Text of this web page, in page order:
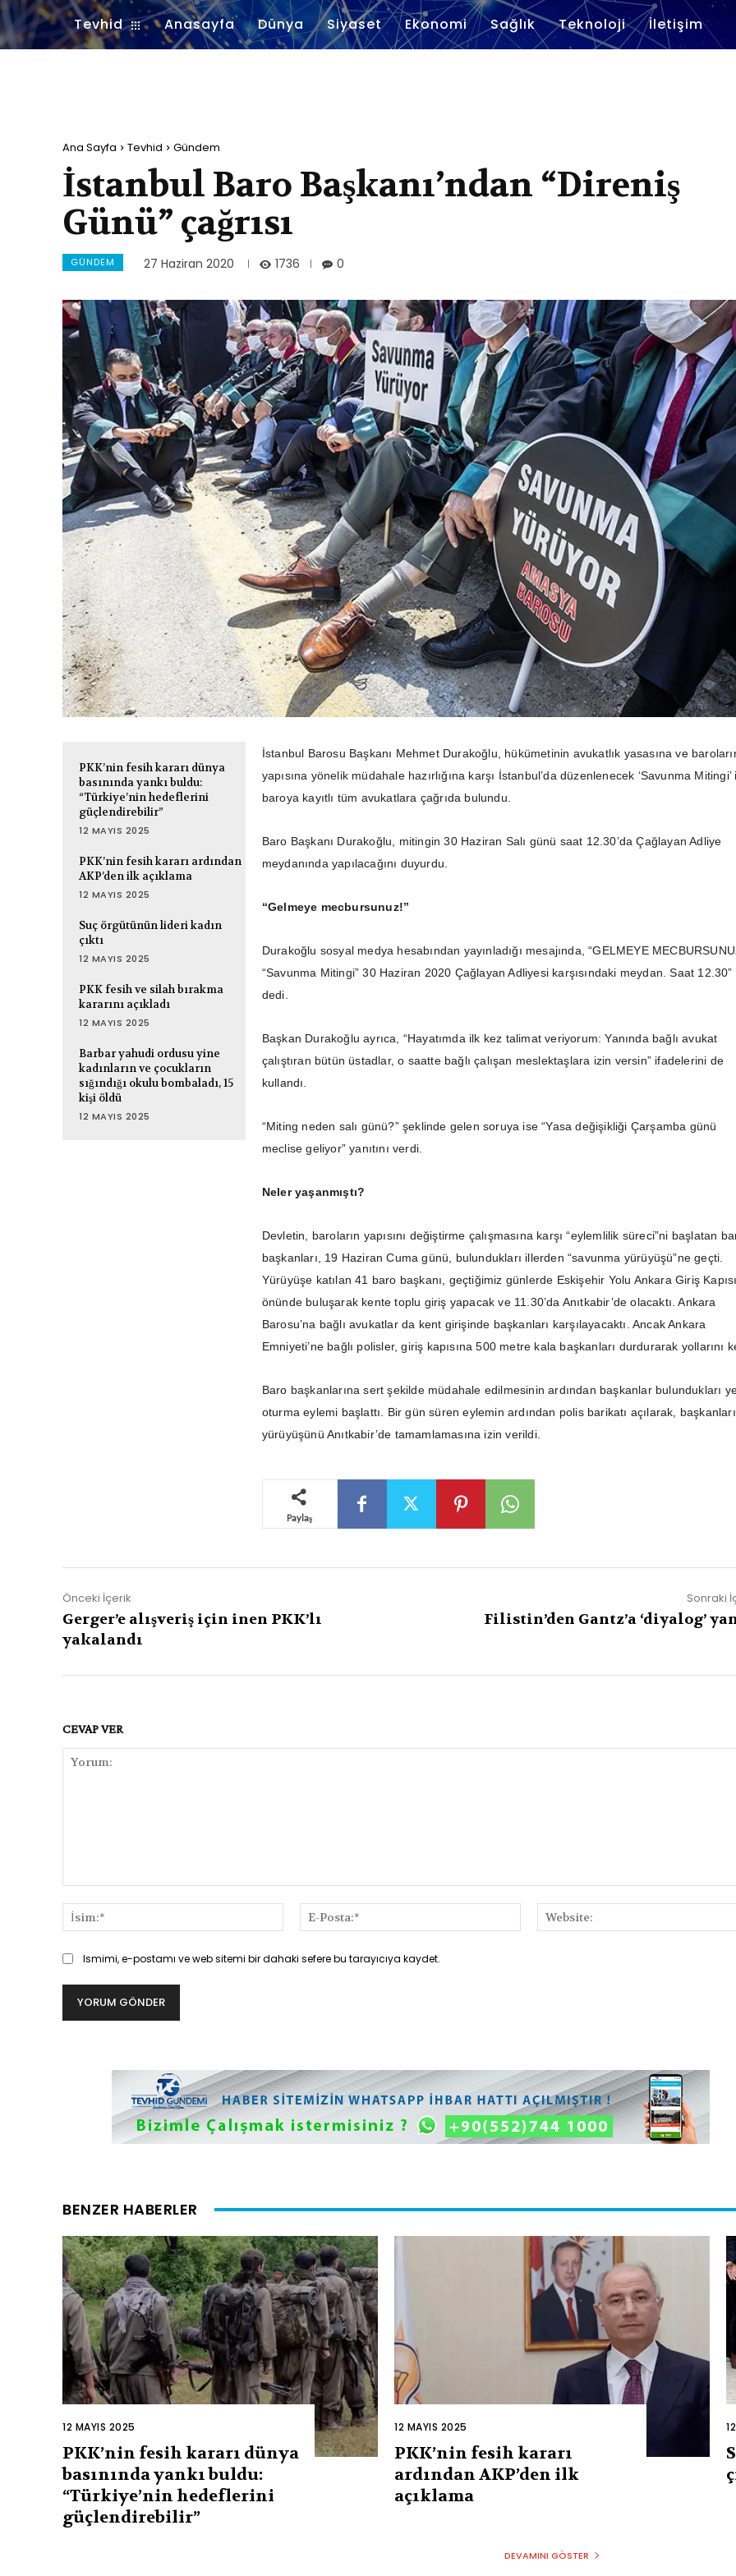
Tevhid Anasayfa Dünya Siyaset Ekonomi Sağlık Teknoloji İletişim
Ana Sayfa Tevhid Gündem
İstanbul Baro Başkanı’ndan “Direniş
Günü” çağrısı
GÜNDEM 27 Haziran 2020 1736 0
PKK’nin fesih kararı dünya
basınında yankı buldu:
“Türkiye’nin hedeflerini
güçlendirebilir”
12 MAYIS 2025
PKK’nin fesih kararı ardından
AKP’den ilk açıklama
12 MAYIS 2025
Suç örgütünün lideri kadın
çıktı
12 MAYIS 2025
PKK fesih ve silah bırakma
kararını açıkladı
12 MAYIS 2025
Barbar yahudi ordusu yine
kadınların ve çocukların
sığındığı okulu bombaladı, 15
kişi öldü
12 MAYIS 2025
İstanbul Barosu Başkanı Mehmet Durakoğlu, hükümetinin avukatlık yasasına ve
yapısına yönelik müdahale hazırlığına karşı İstanbul’da düzenlenecek ‘Savunma Mitingi’
baroya kayıtlı tüm avukatlara çağrıda bulundu.
Baro Başkanı Durakoğlu, mitingin 30 Haziran Salı günü saat 12.30’da Çağlayan Adliye
meydanında yapılacağını duyurdu.
“Gelmeye mecbursunuz!”
Durakoğlu sosyal medya hesabından yayınladığı mesajında, “GELMEYE
“Savunma Mitingi” 30 Haziran 2020 Çağlayan Adliyesi karşısındaki meydan. Saat 12.30”
dedi.
Başkan Durakoğlu ayrıca, “Hayatımda ilk kez talimat veriyorum: Yanında bağlı avukat
çalıştıran bütün üstadlar, o saatte bağlı çalışan meslektaşlara izin versin” ifadelerini de
kullandı.
“Miting neden salı günü?” şeklinde gelen soruya ise “Yasa değişikliği Çarşamba günü
meclise geliyor” yanıtını verdi.
Neler yaşanmıştı?
Devletin, baroların yapısını değiştirme çalışmasına karşı “eylemlilik süreci”ni başlatan
başkanları, 19 Haziran Cuma günü, bulundukları illerden “savunma yürüyüşü”ne geçti.
Yürüyüşe katılan 41 baro başkanı, geçtiğimiz günlerde Eskişehir Yolu Ankara Giriş Kapısı
önünde buluşarak kente toplu giriş yapacak ve 11.30’da Anıtkabir’de olacaktı. Ankara
Barosu’na bağlı avukatlar da kent girişinde başkanları karşılayacaktı. Ancak Ankara
Emniyeti’ne bağlı polisler, giriş kapısına 500 metre kala başkanları durdurarak yollarını
Baro başkanlarına sert şekilde müdahale edilmesinin ardından başkanlar bulundukları
oturma eylemi başlattı. Bir gün süren eylemin ardından polis barikatı açılarak,
yürüyüşünü Anıtkabir’de tamamlamasına izin verildi.
Paylaş
Önceki İçerik
Gerger’e alışveriş için inen PKK’lı
yakalandı
Sonraki
Filistin’den Gantz’a ‘diyalog’
CEVAP VER
İsim:*
Posta:*
Ismimi, e-postamı ve web sitemi bir dahaki sefere bu tarayıcıya kaydet.
BENZER HABERLER
12 MAYIS 2025
PKK’nin fesih kararı dünya
basınında yankı buldu:
“Türkiye’nin hedeflerini
güçlendirebilir”
12 MAYIS 2025
PKK’nin fesih kararı
ardından AKP’den ilk
açıklama
DEVAMINI GÖSTER